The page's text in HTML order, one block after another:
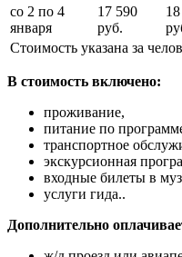
со 2 по 4
января
17 590
руб.
Стоимость указана за
В стоимость включено:
проживание,
питание по
транспортное
экскурсионная
входные билеты в
услуги гида..
Дополнительно